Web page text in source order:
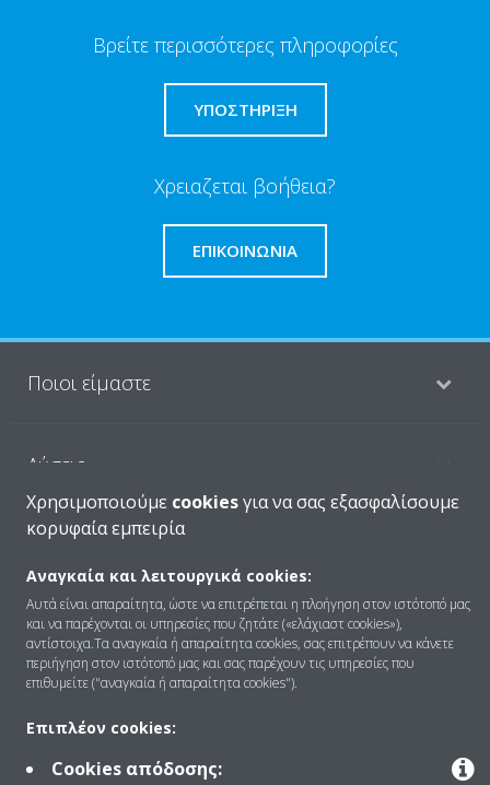
Βρείτε περισσότερες πληροφορίες
ΥΠΟΣΤΗΡΙΞΗ
Χρειαζεται βοήθεια?
ΕΠΙΚΟΙΝΩΝΊΑ
Ποιοι είμαστε
Λύσεις
Επικοινωνία
Products
Χρησιμοποιούμε cookiesγια να σας εξασφαλίσουμε
κορυφαία εμπειρία
Αναγκαία και λειτουργικά cookies:
Αυτά είναι απαραίτητα, ώστε να επιτρέπεται η πλοήγηση στον ιστότοπό μας
και να παρέχονται οι υπηρεσίες που ζητάτε («ελάχιαστ cookies»),
αντίστοιχα.Τα αναγκαία ή απαραίτητα cookies, σας επιτρέπουν να κάνετε
περιήγηση στον ιστότοπό μας και σας παρέχουν τις υπηρεσίες που
επιθυμείτε ("αναγκαία ή απαραίτητα cookies").
Επιπλέον cookies:
Cookies απόδοσης: